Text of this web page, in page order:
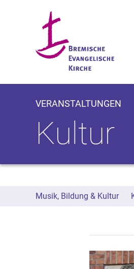
VERANSTALTUNGEN
Kultur
Musik, Bildung & Kultur